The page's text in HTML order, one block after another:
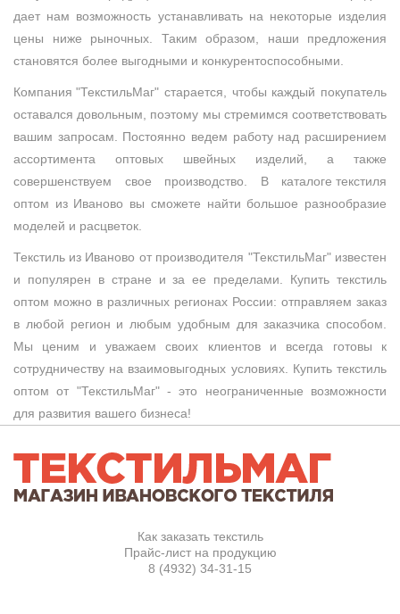
дает нам возможность устанавливать на некоторые изделия
цены ниже рыночных. Таким образом, наши предложения
становятся более выгодными и конкурентоспособными.
Компания "ТекстильМаг" старается, чтобы каждый покупатель
оставался довольным, поэтому мы стремимся соответствовать
вашим запросам. Постоянно ведем работу над расширением
ассортимента оптовых швейных изделий, а также
совершенствуем свое производство. В каталоге текстиля
оптом из Иваново вы сможете найти большое разнообразие
моделей и расцветок.
Текстиль из Иваново от производителя "ТекстильМаг" известен
и популярен в стране и за ее пределами. Купить текстиль
оптом можно в различных регионах России: отправляем заказ
в любой регион и любым удобным для заказчика способом.
Мы ценим и уважаем своих клиентов и всегда готовы к
сотрудничеству на взаимовыгодных условиях. Купить текстиль
оптом от "ТекстильМаг" - это неограниченные возможности
для развития вашего бизнеса!
Как заказать текстиль
Прайс-лист на продукцию
8 (4932) 34-31-15